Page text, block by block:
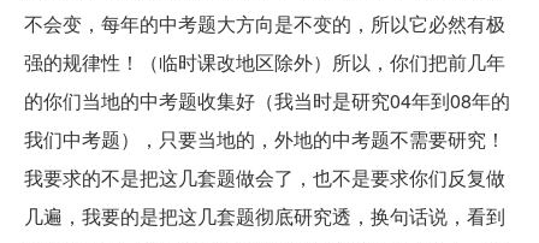
不会变，每年的中考题大方向是不变的，所以它必然有极
强的规律性！（临时课改地区除外）所以，你们把前几年
的你们当地的中考题收集好（我当时是研究04年到08年的
我们中考题），只要当地的，外地的中考题不需要研究！
我要求的不是把这几套题做会了，也不是要求你们反复做
几遍，我要的是把这几套题彻底研究透，换句话说，看到